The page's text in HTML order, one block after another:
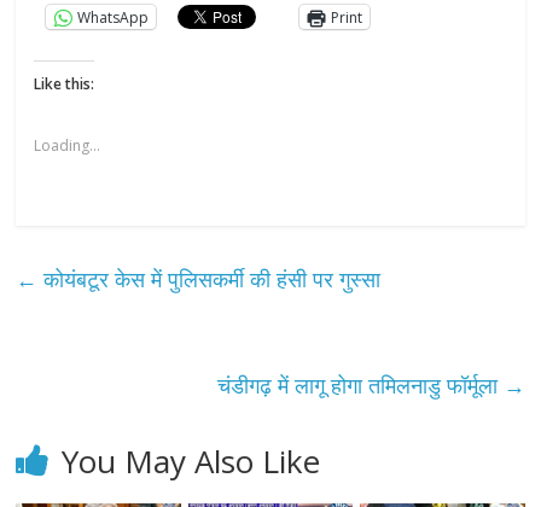
WhatsApp Print
Like this:
Loading...
← कोयंबटूर केस में पुलिसकर्मी की हंसी पर गुस्सा
चंडीगढ़ में लागू होगा तमिलनाडु फॉर्मूला →
You May Also Like